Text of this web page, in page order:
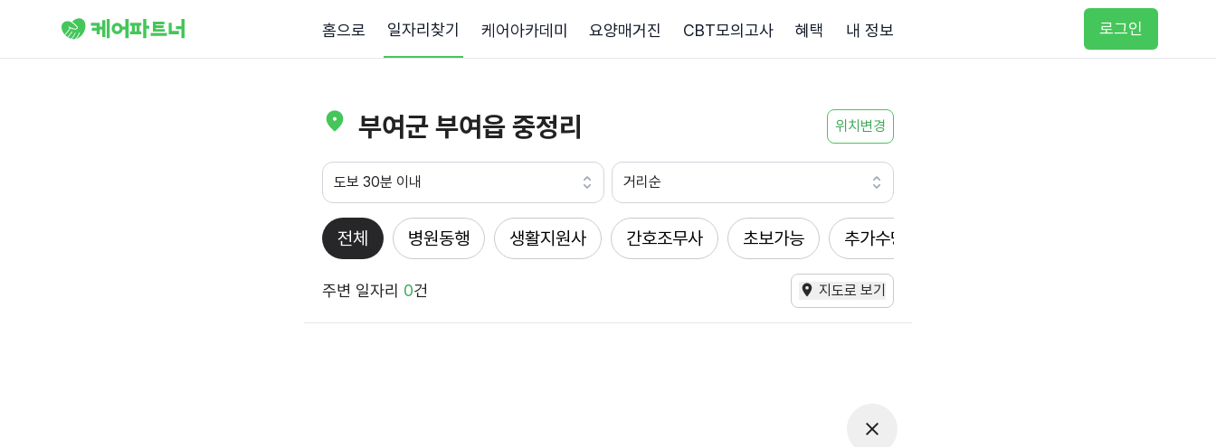
홈으로 일자리찾기 케어아카데미 요양매거진 CBT모의고사 혜택 내 정보 로그인
부여군 부여읍 중정리 위치변경
도보 30분 이내 거리순
전체 병원동행 생활지원사 간호조무사 초보가능 추가수당
주변 일자리 0건 지도로 보기